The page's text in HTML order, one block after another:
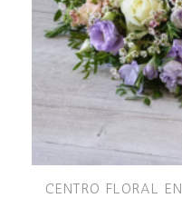
CENTRO FLORAL